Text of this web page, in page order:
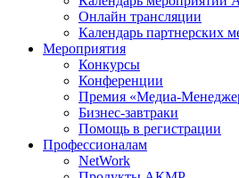
Онлайн трансляции
Календарь партнерских
Мероприятия
Конкурсы
Конференции
Премия «Медиа-
Бизнес-завтраки
Помощь в регистрации
Профессионалам
NetWork